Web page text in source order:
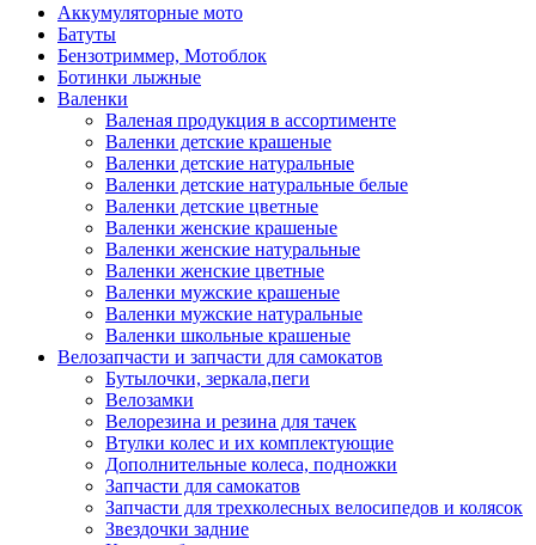
Аккумуляторные мото
Батуты
Бензотриммер, Мотоблок
Ботинки лыжные
Валенки
Валеная продукция в ассортименте
Валенки детские крашеные
Валенки детские натуральные
Валенки детские натуральные белые
Валенки детские цветные
Валенки женские крашеные
Валенки женские натуральные
Валенки женские цветные
Валенки мужские крашеные
Валенки мужские натуральные
Валенки школьные крашеные
Велозапчасти и запчасти для самокатов
Бутылочки, зеркала,пеги
Велозамки
Велорезина и резина для тачек
Втулки колес и их комплектующие
Дополнительные колеса, подножки
Запчасти для самокатов
Запчасти для трехколесных велосипедов и колясок
Звездочки задние